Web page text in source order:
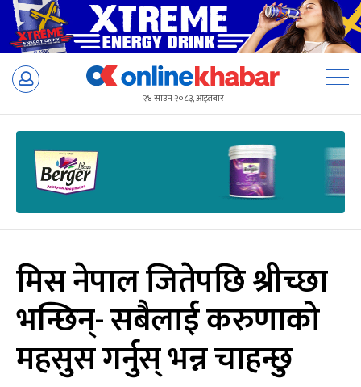
Skip
२४ साउन २०८३, आइतबार
मिस नेपाल जितेपछि श्रीच्छा
भन्छिन्- सबैलाई करुणाको
महसुस गर्नुस् भन्न चाहन्छु